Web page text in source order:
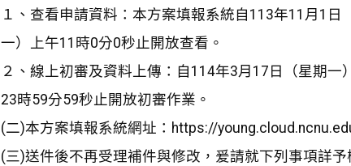
１、查看申請資料：本方案填報系統自113年11月1
一）上午11時0分0秒止開放查看。
２、線上初審及資料上傳：自114年3月17日（星期一
23時59分59秒止開放初審作業。
(二)本方案填報系統網址：https://
(三)送件後不再受理補件與修改，爰請就下列事項詳予